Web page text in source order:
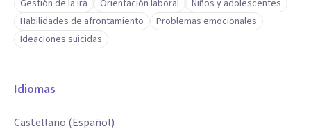
Gestión de la ira Orientación laboral
Niños y adolescentes
Habilidades de afrontamiento
Problemas emocionales
Ideaciones suicidas
Idiomas
Castellano (Español)